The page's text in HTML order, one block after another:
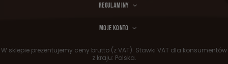
REGULAMINY
MOJE KONTO
W sklepie prezentujemy ceny brutto (z VAT). Stawki VAT dla konsumentów
z kraju: Polska.